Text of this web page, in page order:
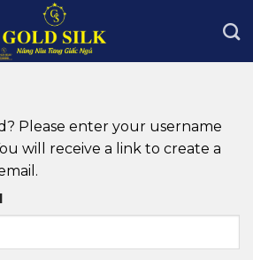
Please enter your username
will receive a link to create a